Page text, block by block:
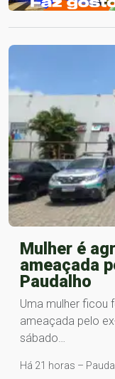
Mulher é
ameaçada
Paudalho
Uma mulher ficou
ameaçada pelo
sábado…
Há 21 horas –